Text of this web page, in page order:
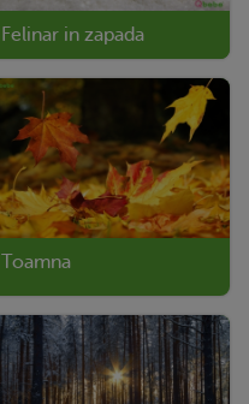
Felinar in zapada
Toamna